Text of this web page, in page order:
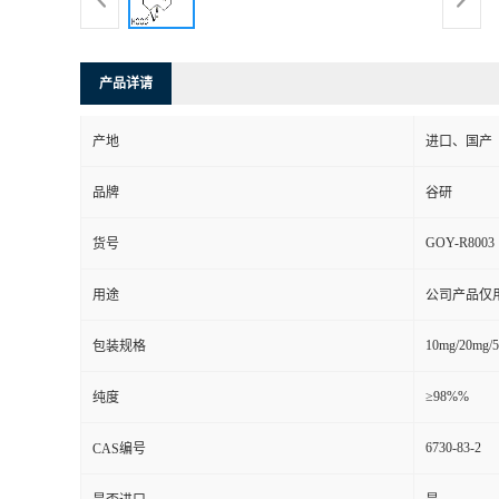
产品详请
产地 进口、国产
品牌 谷研
货号 GOY-R8003
用途 公司产品仅
包装规格 10mg/20mg/
纯度 ≥98%%
CAS编号 6730-83-2